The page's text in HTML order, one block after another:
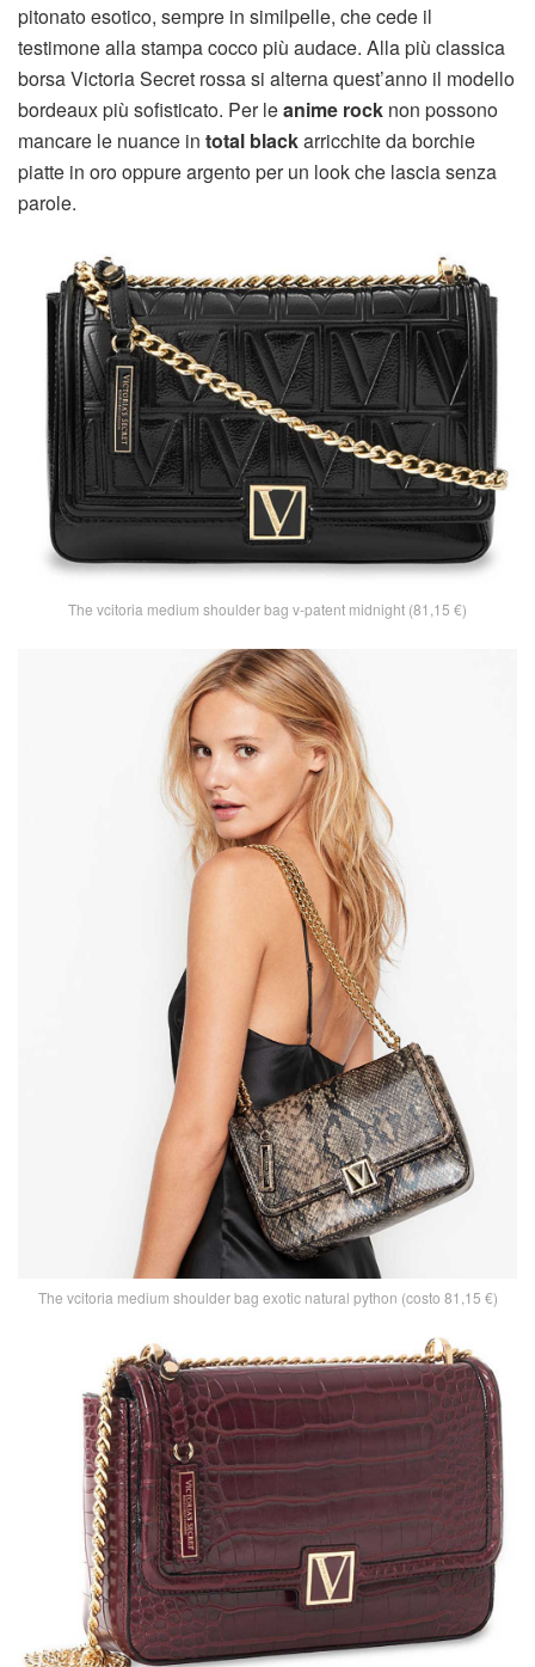
pitonato esotico, sempre in similpelle, che cede il
testimone alla stampa cocco più audace. Alla più classica
borsa Victoria Secret rossa si alterna quest’anno il modello
bordeaux più sofisticato. Per leanime rock non possono
mancare le nuance in total blackarricchite da borchie
piatte in oro oppure argento per un look che lascia senza
parole.
The vcitoria medium shoulder bag v-patent midnight (81,15 €)
The vcitoria medium shoulder bag exotic natural python (costo 81,15 €)